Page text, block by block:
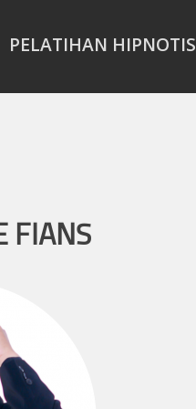
PELATIHAN HIPNOTIS
FIANS